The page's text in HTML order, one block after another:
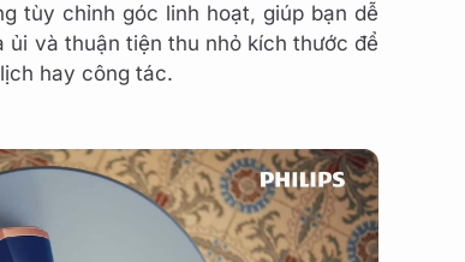
tùy chỉnh góc linh hoạt, giúp bạn dễ
ủi và thuận tiện thu nhỏ kích thước để
hay công tác.